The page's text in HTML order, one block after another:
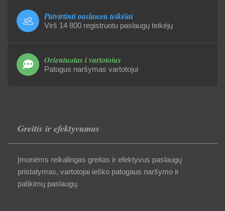
Patvirtinti paslaugų teikėjai
Virš 14 800 registruotu paslaugų teikėjų
Orientuotas į vartotojus
Patogus naršymas vartotojui
Greitis ir efektyvumas
Įmonėms reikalingas greitas ir efektyvus paslaugų
pristatymas, vartotojai ieško patogaus naršymo ir
patikimų paslaugų.